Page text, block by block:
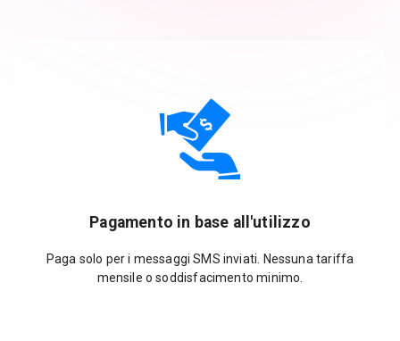
Pagamento in base all'utilizzo
Paga solo per i messaggi SMS inviati. Nessuna tariffa
mensile o soddisfacimento minimo.